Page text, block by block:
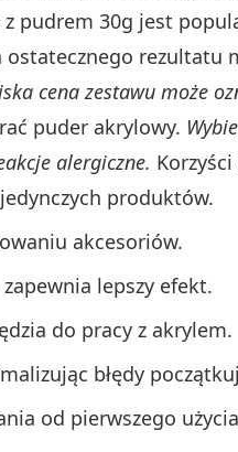
z pudrem 30g jest
rezultatu
cena zestawu może
puder akrylowy.
alergiczne.
produktów.
akcesoriów.
lepszy efekt.
do pracy z akrylem.
błędy
od pierwszego użycia